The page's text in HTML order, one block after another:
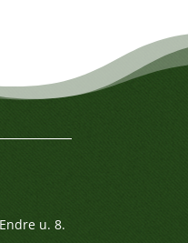
u. 8.